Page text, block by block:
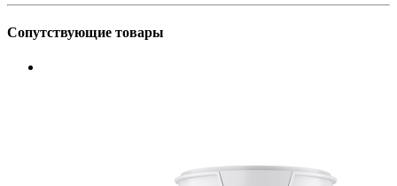
Сопутствующие товары